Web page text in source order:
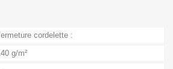
cordelette :
g/m²